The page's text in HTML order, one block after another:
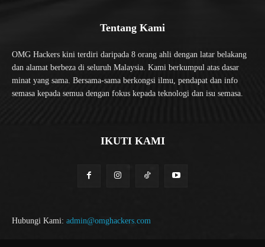
Tentang Kami
OMG Hackers kini terdiri daripada 8 orang ahli dengan latar belakang
dan alamat berbeza di seluruh Malaysia. Kami berkumpul atas dasar
minat yang sama. Bersama-sama berkongsi ilmu, pendapat dan info
semasa kepada semua dengan fokus kepada teknologi dan isu semasa.
IKUTI KAMI
Hubungi Kami: admin@omghackers.com